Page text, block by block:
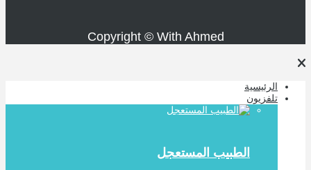
Copyright © With Ahmed
الرئيسية
تلفزيون
الطبيب المستعجل